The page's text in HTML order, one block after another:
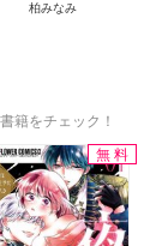
てる
柏みなみ
籍をチェック！
無料